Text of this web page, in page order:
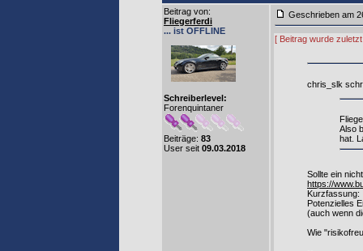
Beitrag von:
Fliegerferdi
... ist OFFLINE
Schreiberlevel:
Forenquintaner
Beiträge: 83
User seit 09.03.2018
Geschrieben am
[ Beitrag wurde
chris_slk
Also
hat.
Sollte ein
https://
Kurzfassung:
Potenzielles
(auch wenn
Wie